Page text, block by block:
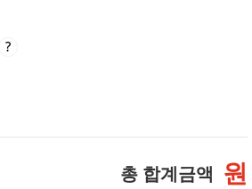
총 합계금액 원